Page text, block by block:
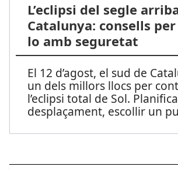
L’eclipsi del segle
Catalunya: consells
lo amb seguretat
El 12 d’agost, el sud de
un dels millors llocs per
l’eclipsi total de Sol.
desplaçament, escollir un